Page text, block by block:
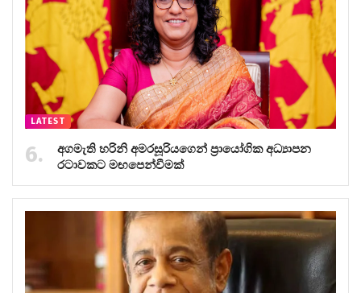
LATEST
අගමැති හරිනි අමරසූරියගෙන් ප්‍රායෝගික අධ්‍යාපන
රටාවකට මඟපෙන්වීමක්